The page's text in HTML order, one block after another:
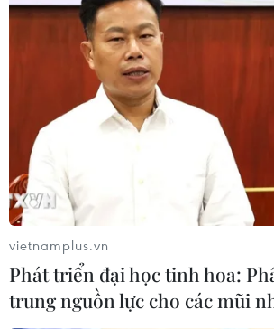
vietnamplus.vn
Phát triển đại học tinh hoa:
trung nguồn lực cho các mũi